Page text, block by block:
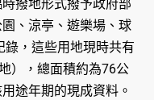
撥地形式撥予政府部
、涼亭、遊樂場、球
，這些用地現時共有
），總面積約為76公
途年期的現成資料。